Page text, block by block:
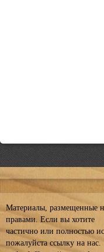
Материалы, размещенные
правами. Если вы хотите
частично или полностью
пожалуйста ссылку на нас.